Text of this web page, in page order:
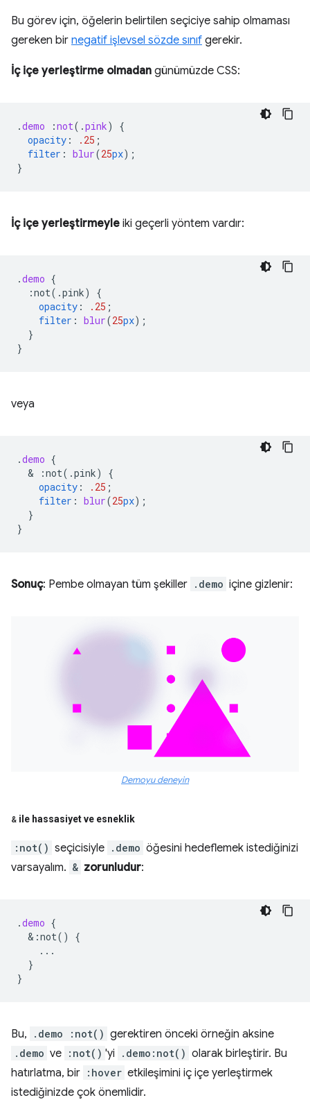
Bu görev için, öğelerin belirtilen seçiciye sahip olmaması
gereken bir negatif işlevsel sözde sınıf gerekir.
İç içe yerleştirme olmadan günümüzde CSS:
.demo :not( .pink)
{
opacity : .25 ;
filter : blur(25px);
}
İç içe yerleştirmeyle iki geçerli yöntem vardır:
.demo {
:not(.pink)
{
opacity : .25 ;
filter : blur(25px);
}
}
veya
.demo {
  &
:not(.pink)
{
opacity : .25 ;
filter : blur(25px);
}
}
Sonuç: Pembe olmayan tüm şekiller .demo içine gizlenir:
Demoyu deneyin
& ile hassasiyet ve esneklik
:not() seçicisiyle .demo öğesini hedeflemek istediğinizi
varsayalım. & zorunludur:
.demo {
& :not()
{
...
}
}
Bu, .demo :not() gerektiren önceki örneğin aksine
.demo ve :not() 'yi .demo:not() olarak birleştirir. Bu
hatırlatma, bir :hover etkileşimini iç içe yerleştirmek
istediğinizde çok önemlidir.